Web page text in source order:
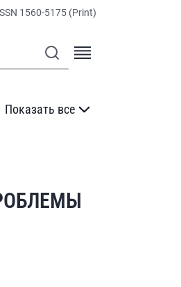
1560-5175 (Print)
Показать все